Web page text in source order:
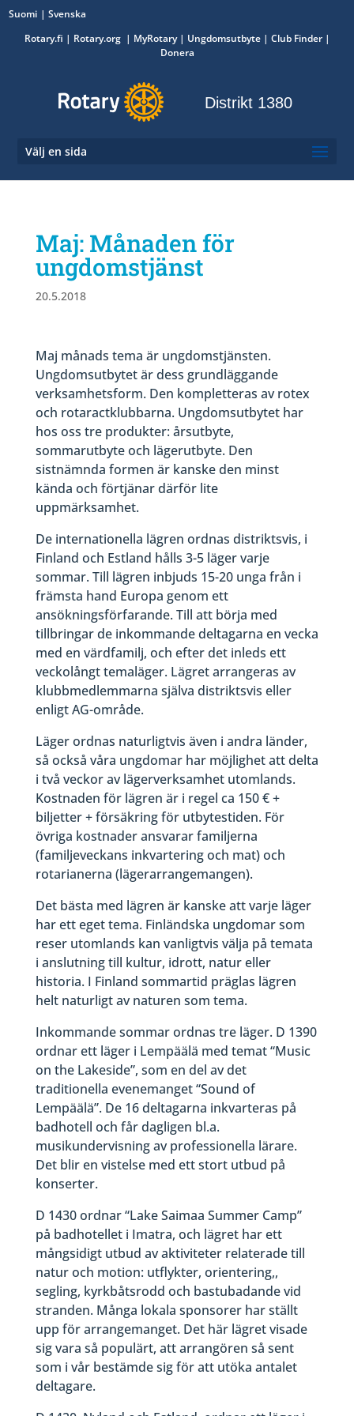
Suomi
Svenska
Rotary.fi | Rotary.org | MyRotary| Ungdomsutbyte| Club Finder|
Donera
Distrikt 1380
Välj en sida
Maj: Månaden för
ungdomstjänst
20.5.2018
Maj månads tema är ungdomstjänsten.
Ungdomsutbytet är dess grundläggande
verksamhetsform. Den kompletteras av rotex
och rotaractklubbarna. Ungdomsutbytet har
hos oss tre produkter: årsutbyte,
sommarutbyte och lägerutbyte. Den
sistnämnda formen är kanske den minst
kända och förtjänar därför lite
uppmärksamhet.
De internationella lägren ordnas distriktsvis, i
Finland och Estland hålls 3-5 läger varje
sommar. Till lägren inbjuds 15-20 unga från i
främsta hand Europa genom ett
ansökningsförfarande. Till att börja med
tillbringar de inkommande deltagarna en vecka
med en värdfamilj, och efter det inleds ett
veckolångt temaläger. Lägret arrangeras av
klubbmedlemmarna själva distriktsvis eller
enligt AG-område.
Läger ordnas naturligtvis även i andra länder,
så också våra ungdomar har möjlighet att delta
i två veckor av lägerverksamhet utomlands.
Kostnaden för lägren är i regel ca 150 € +
biljetter + försäkring för utbytestiden. För
övriga kostnader ansvarar familjerna
(familjeveckans inkvartering och mat) och
rotarianerna (lägerarrangemangen).
Det bästa med lägren är kanske att varje läger
har ett eget tema. Finländska ungdomar som
reser utomlands kan vanligtvis välja på temata
i anslutning till kultur, idrott, natur eller
historia. I Finland sommartid präglas lägren
helt naturligt av naturen som tema.
Inkommande sommar ordnas tre läger. D 1390
ordnar ett läger i Lempäälä med temat “Music
on the Lakeside”, som en del av det
traditionella evenemanget “Sound of
Lempäälä”. De 16 deltagarna inkvarteras på
badhotell och får dagligen bl.a.
musikundervisning av professionella lärare.
Det blir en vistelse med ett stort utbud på
konserter.
D 1430 ordnar “Lake Saimaa Summer Camp”
på badhotellet i Imatra, och lägret har ett
mångsidigt utbud av aktiviteter relaterade till
natur och motion: utflykter, orientering,,
segling, kyrkbåtsrodd och bastubadande vid
stranden. Många lokala sponsorer har ställt
upp för arrangemanget. Det här lägret visade
sig vara så populärt, att arrangören så sent
som i vår bestämde sig för att utöka antalet
deltagare.